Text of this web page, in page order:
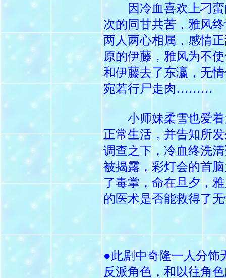
因冷血喜欢上刁蛮
次的同甘共苦，雅风
两人两心相属，感情
原的伊藤，雅风为不
和伊藤去了东瀛，无
宛若行尸走肉………
小师妹柔雪也爱着
正常生活，并告知所
调查之下，冷血终洗
被揭露，彩灯会的首
了毒掌，命在旦夕，
的医术是否能救得
●此剧中奇隆一人分饰
反派角色，和以往角